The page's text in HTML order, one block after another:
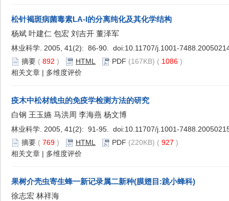
松针褐斑病菌毒素LA-I的分离纯化及其化学结构
杨斌 叶建仁 包宏 刘吉开 董泽军
林业科学. 2005, 41(2): 86-90. doi:10.11707/j.1001-
摘要 ( 892 ) HTML PDF (167KB) ( 1086 )
相关文章 | 多维度评价
疫木中松材线虫的免疫学检测方法的研究
白钢 王玉嬿 马洪周 李海燕 杨文博
林业科学. 2005, 41(2): 91-95. doi:10.11707/j.1001-
摘要 ( 769 ) HTML PDF (220KB) ( 927 )
相关文章 | 多维度评价
果树介壳虫寄生蜂一新记录属二新种(膜翅目:跳小蜂科)
徐志宏 林祥海